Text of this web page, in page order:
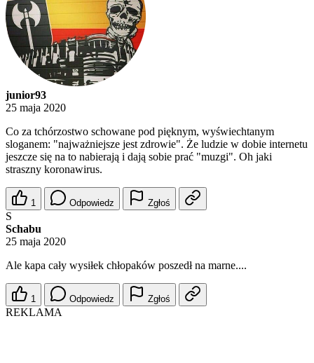
junior93
25 maja 2020
Co za tchórzostwo schowane pod pięknym, wyświechtanym
sloganem: "najważniejsze jest zdrowie". Że ludzie w dobie internetu
jeszcze się na to nabierają i dają sobie prać "muzgi". Oh jaki
straszny koronawirus.
1 Odpowiedz Zgłoś
S
Schabu
25 maja 2020
Ale kapa cały wysiłek chłopaków poszedł na marne....
1 Odpowiedz Zgłoś
REKLAMA